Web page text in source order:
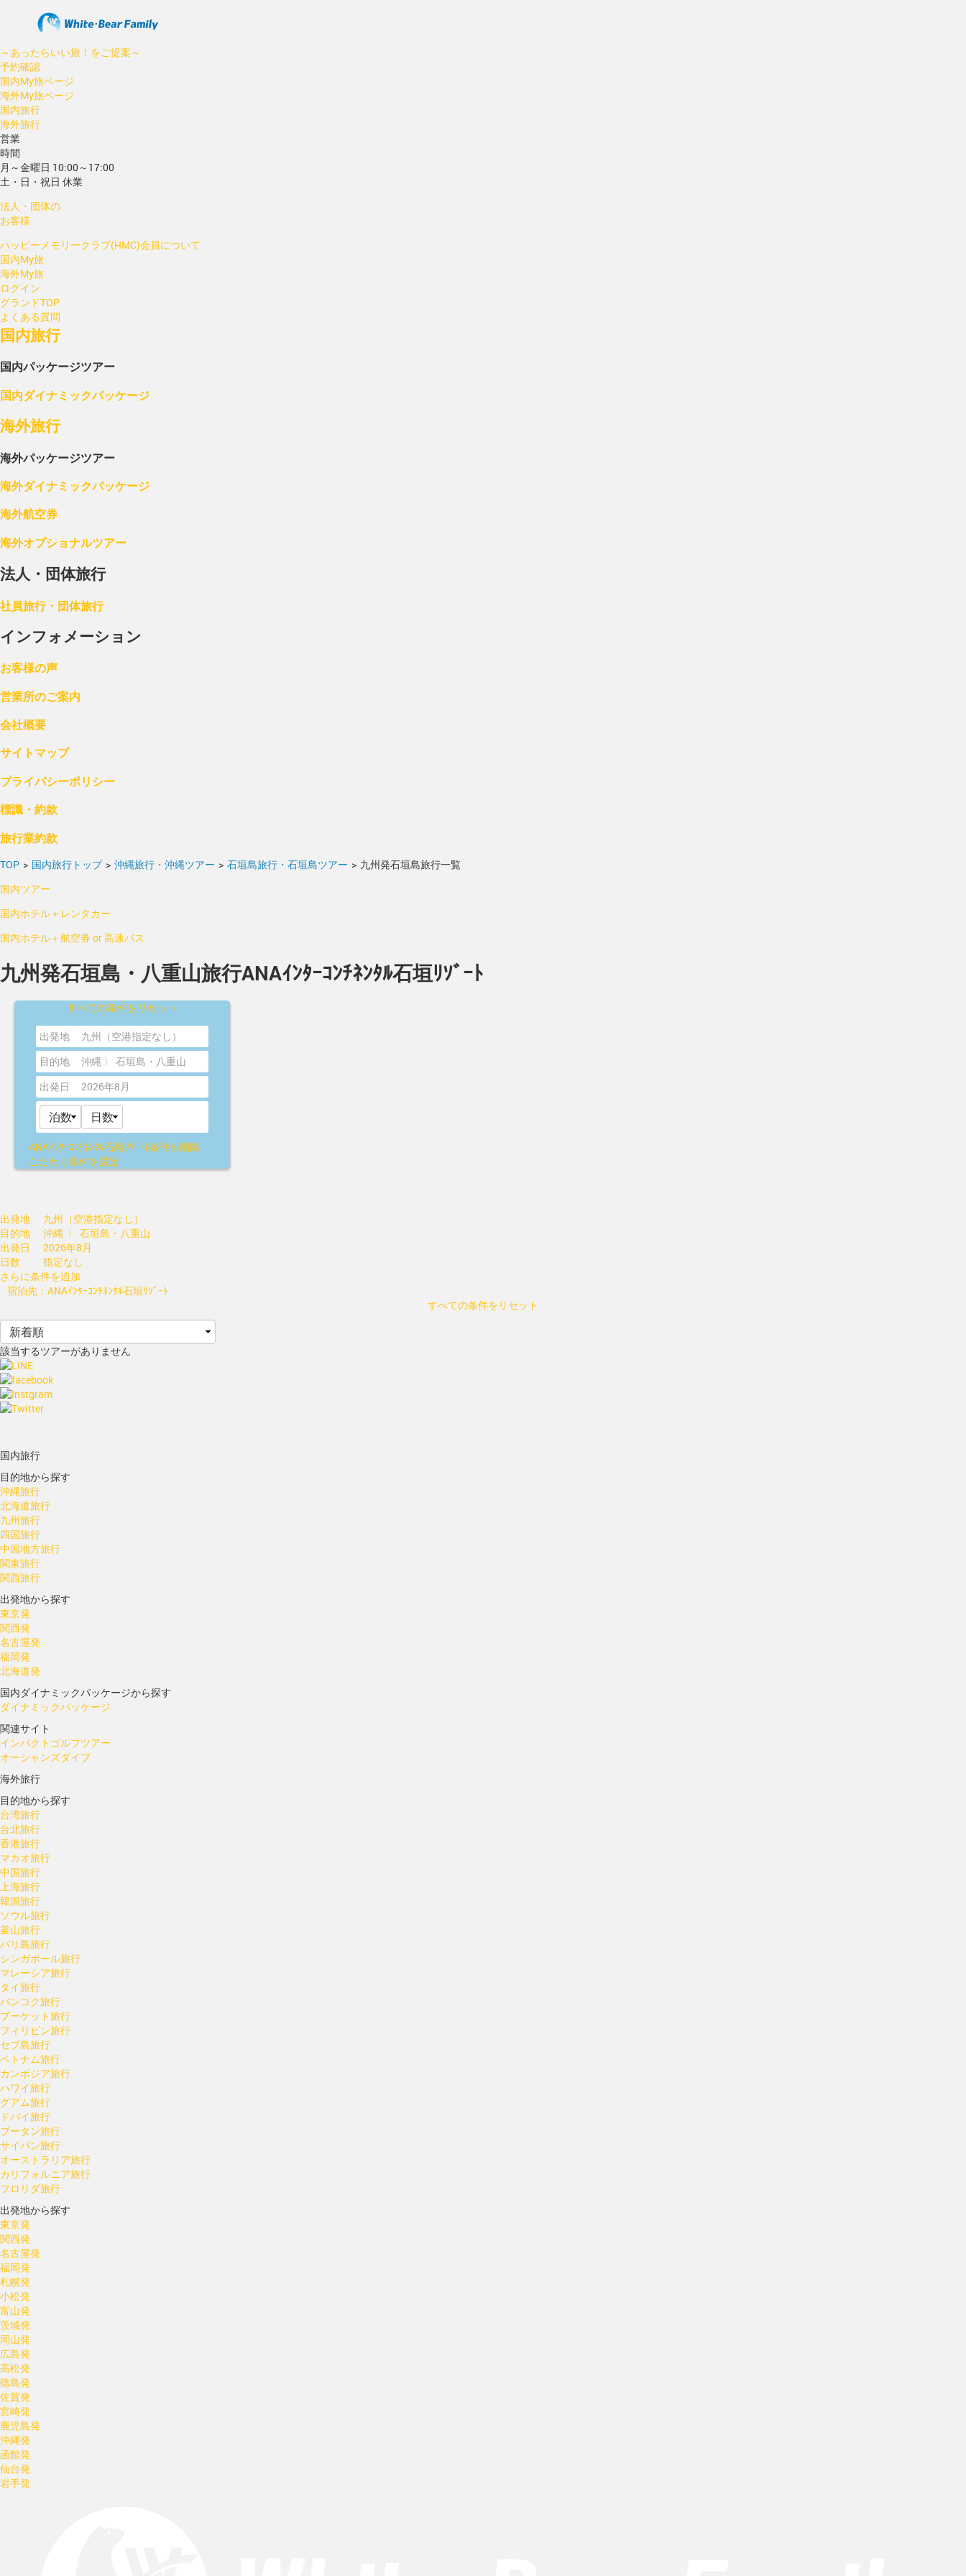
～あったらいい旅！をご提案～
予約確認
国内My旅ページ
海外My旅ページ
国内旅行
海外旅行
営業
時間
月～金曜日 10:00～17:00
土・日・祝日 休業
法人・団体の
お客様
ハッピーメモリークラブ(HMC)会員について
国内My旅
海外My旅
ログイン
グランドTOP
よくある質問
国内旅行
国内パッケージツアー
国内ダイナミックパッケージ
海外旅行
海外パッケージツアー
海外ダイナミックパッケージ
海外航空券
海外オプショナルツアー
法人・団体旅行
社員旅行・団体旅行
インフォメーション
お客様の声
営業所のご案内
会社概要
サイトマップ
プライバシーポリシー
標識・約款
旅行業約款
TOP > 国内旅行トップ > 沖縄旅行・沖縄ツアー > 石垣島旅行・石垣島ツアー > 九州発石垣島旅行一覧
国内ツアー
国内ホテル＋レンタカー
国内ホテル＋航空券 or 高速バス
九州発石垣島・八重山旅行ANAｲﾝﾀｰｺﾝﾁﾈﾝﾀﾙ石垣ﾘｿﾞｰﾄ
すべての条件をリセット
出発地
九州（空港指定なし）
目的地
沖縄 〉 石垣島・八重山
出発日
2026年8月
ANAｲﾝﾀｰｺﾝﾁﾈﾝﾀﾙ石垣ﾘｿﾞｰﾄ条件を削除
こだわり条件を設定
出発地
九州（空港指定なし）
目的地
沖縄 〉 石垣島・八重山
出発日
2026年8月
日数
指定なし
さらに条件を追加
宿泊先：ANAｲﾝﾀｰｺﾝﾁﾈﾝﾀﾙ石垣ﾘｿﾞｰﾄ
すべての条件をリセット
該当するツアーがありません
国内旅行
目的地から探す
沖縄旅行
北海道旅行
九州旅行
四国旅行
中国地方旅行
関東旅行
関西旅行
出発地から探す
東京発
関西発
名古屋発
福岡発
北海道発
国内ダイナミックパッケージから探す
ダイナミックパッケージ
関連サイト
インパクトゴルフツアー
オーシャンズダイブ
海外旅行
目的地から探す
台湾旅行
台北旅行
香港旅行
マカオ旅行
中国旅行
上海旅行
韓国旅行
ソウル旅行
釜山旅行
バリ島旅行
シンガポール旅行
マレーシア旅行
タイ旅行
バンコク旅行
プーケット旅行
フィリピン旅行
セブ島旅行
ベトナム旅行
カンボジア旅行
ハワイ旅行
グアム旅行
ドバイ旅行
ブータン旅行
サイパン旅行
オーストラリア旅行
カリフォルニア旅行
フロリダ旅行
出発地から探す
東京発
関西発
名古屋発
福岡発
札幌発
小松発
富山発
茨城発
岡山発
広島発
高松発
徳島発
佐賀発
宮崎発
鹿児島発
沖縄発
函館発
仙台発
岩手発